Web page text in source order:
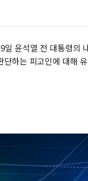
윤석열 전 대통령의
하는 피고인에 대해